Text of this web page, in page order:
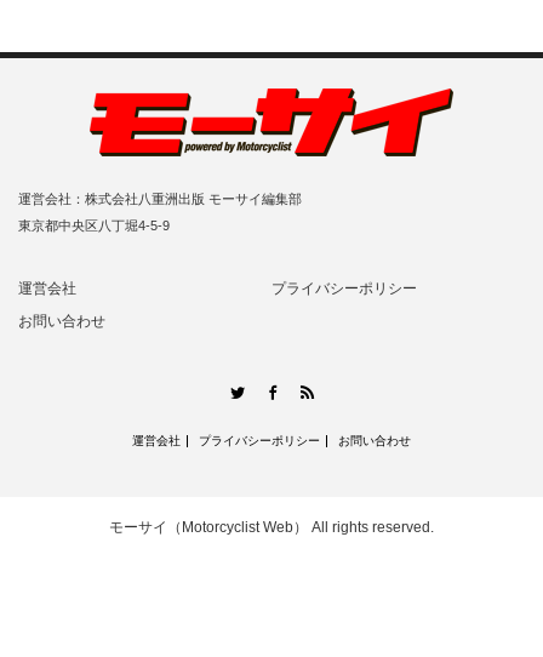
運営会社：株式会社八重洲出版 モーサイ編集部
東京都中央区八丁堀4-5-9
運営会社
プライバシーポリシー
お問い合わせ
TwitterFacebook
運営会社 プライバシーポリシー お問い合わせ
モーサイ（Motorcyclist Web） All rights reserved.